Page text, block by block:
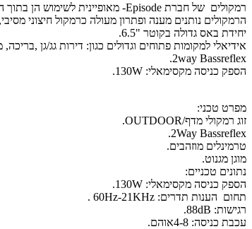
רמקולים של חברת Episode- מאופיינית לשימוש הן בתוך הבית כרמקולים מדפיים והן כרמקולים חיצונים .
הרמקולים נותנים מענה ופתרון מעולה כרמקול חיצוני
יחידת באס גדולה בקוטר "6.5.
אידיאלי למקומות פתוחים וגדולים כגון: דירות גג/גן
2way Bassreflex.
הספק כניסה מקסימאלי: 130W.
מפרט טכני:
זוג רמקולי מדף/OUTDOOR.
2Way Bassreflex.
טרמינלים מוזהבים.
מוגן מגנוט.
נתונים טכניים:
הספק כניסה מקסימאלי: 130W.
תחום הענות תדרים: 60Hz-21KHz .
רגישות: 88dB.
עכבת כניסה: 4-8אוהם.